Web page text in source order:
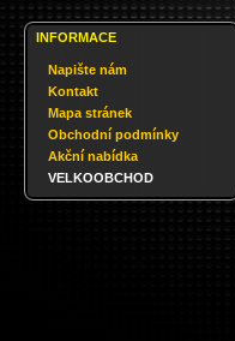
INFORMACE
Napište nám
Kontakt
Mapa stránek
Obchodní podmínky
Akční nabídka
VELKOOBCHOD